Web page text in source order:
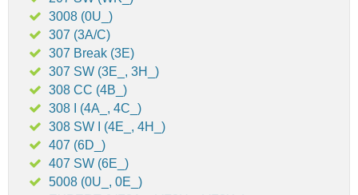
3008 (0U_)
307 (3A/C)
307 Break (3E)
307 SW (3E_, 3H_)
308 CC (4B_)
308 I (4A_, 4C_)
308 SW I (4E_, 4H_)
407 (6D_)
407 SW (6E_)
5008 (0U_, 0E_)